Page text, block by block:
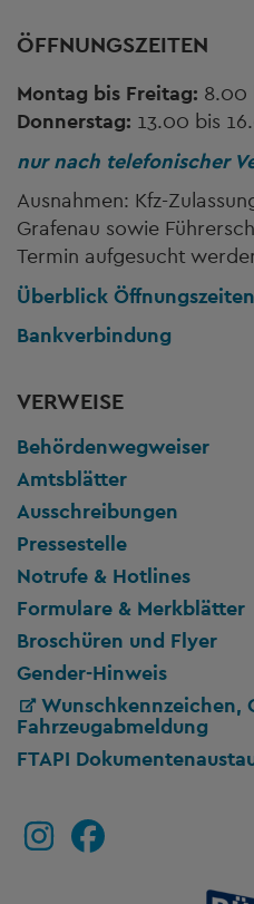
ÖFFNUNGSZEITEN
Montag bis Freitag: 8.00
Donnerstag: 13.00 bis
nur nach telefonischer
Ausnahmen: Kfz-
Grafenau sowie
Termin aufgesucht
Überblick Öffnungszeiten
Bankverbindung
VERWEISE
Behördenwegweiser
Amtsblätter
Ausschreibungen
Pressestelle
Notrufe & Hotlines
Formulare & Merkblätter
Broschüren und Flyer
Gender-Hinweis
Wunschkennzeichen,
Fahrzeugabmeldung
FTAPI